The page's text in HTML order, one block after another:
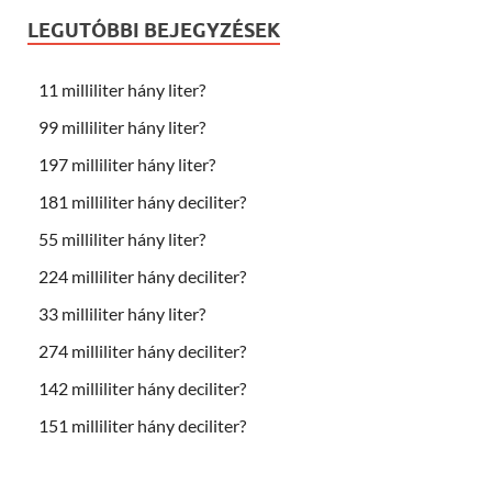
LEGUTÓBBI BEJEGYZÉSEK
11 milliliter hány liter?
99 milliliter hány liter?
197 milliliter hány liter?
181 milliliter hány deciliter?
55 milliliter hány liter?
224 milliliter hány deciliter?
33 milliliter hány liter?
274 milliliter hány deciliter?
142 milliliter hány deciliter?
151 milliliter hány deciliter?